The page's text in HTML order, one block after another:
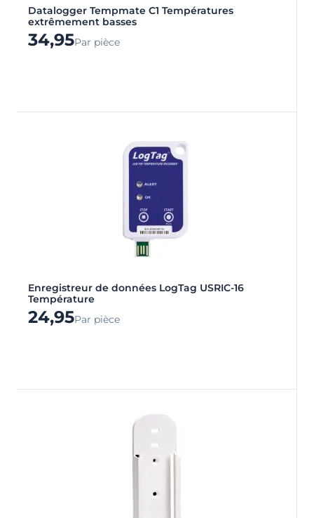
Datalogger Tempmate C1 Températures
extrêmement basses
34,95Par pièce
Enregistreur de données LogTag USRIC-16
Température
24,95Par pièce